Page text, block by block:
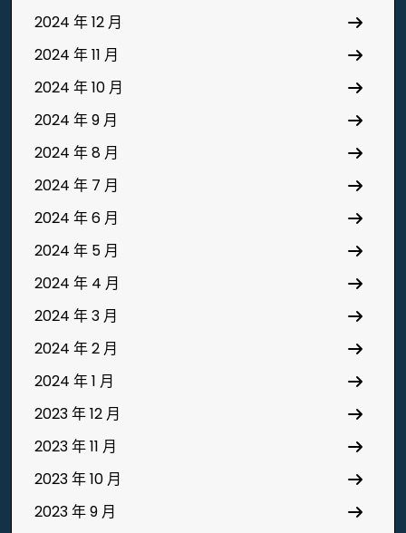
2024 年 12 月
2024 年 11 月
2024 年 10 月
2024 年 9 月
2024 年 8 月
2024 年 7 月
2024 年 6 月
2024 年 5 月
2024 年 4 月
2024 年 3 月
2024 年 2 月
2024 年 1 月
2023 年 12 月
2023 年 11 月
2023 年 10 月
2023 年 9 月